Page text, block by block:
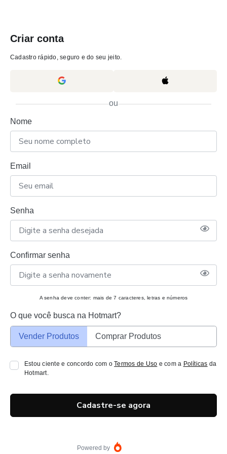
Criar conta
Cadastro rápido, seguro e do seu jeito.
ou
Nome
Email
Senha
Confirmar senha
A senha deve conter: mais de 7 caracteres, letras e números
O que você busca na Hotmart?
Vender Produtos Comprar Produtos
Estou ciente e concordo com oTermos de Uso e com a Políticas da
Hotmart.
Cadastre-se agora
Powered by